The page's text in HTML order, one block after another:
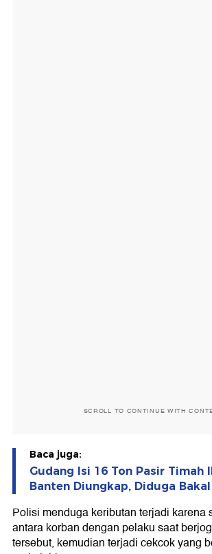
SCROLL TO CONTINUE WITH
Baca juga:
Gudang Isi 16 Ton Pasir Timah
Banten Diungkap, Diduga
Polisi menduga keributan terjadi karena
antara korban dengan pelaku saat
tersebut, kemudian terjadi cekcok yang